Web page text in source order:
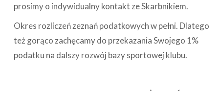
prosimy o indywidualny kontakt ze Skarbnikiem.
Okres rozliczeń zeznań podatkowych w pełni. Dlatego
też gorąco zachęcamy do przekazania Swojego 1%
podatku na dalszy rozwój bazy sportowej klubu.